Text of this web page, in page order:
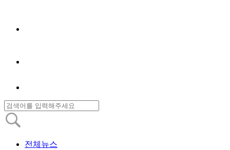
전체뉴스